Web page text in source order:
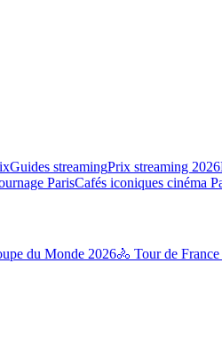
Guides streamingPrix streaming 2026
ParisCafés iconiques cinéma
du Monde 2026🚴 Tour de